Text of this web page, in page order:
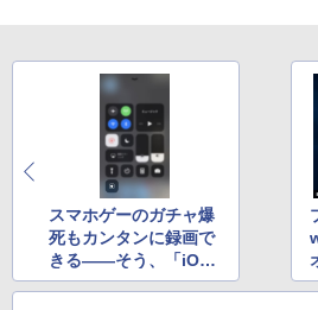
Robloxギフト
定バーチャルア
インゲームコー
￥3,200
Microsoft
ClaudeCode い
非エンジニア
方 マニュアル
にもKindle出版
めのAIコーディ
AIイラスト表現
出す プロンプト
Amazon Kindle
ンチディスプレ
週間持続バッテ
ク
￥22,980
スマホゲーのガチャ爆
死もカンタンに録画で
きる――そう、「iOS
11」ならね。